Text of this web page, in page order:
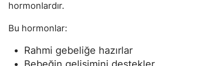
hormonlardır.
Bu hormonlar:
Rahmi gebeliğe hazırlar